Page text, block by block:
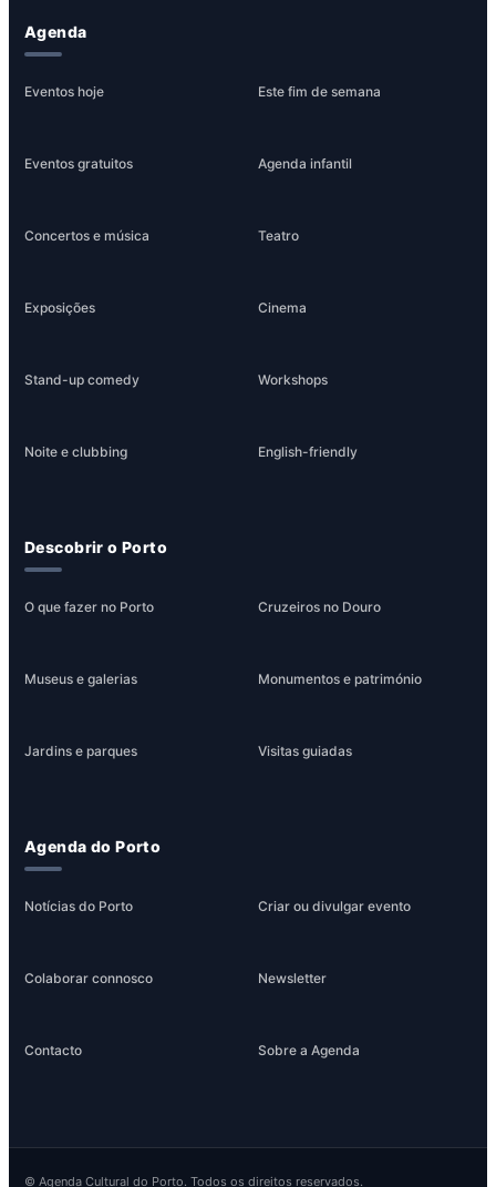
Agenda
Eventos hoje Este fim de semana
Eventos gratuitos Agenda infantil
Concertos e música Teatro
Exposições Cinema
Stand-up comedy Workshops
Noite e clubbing English-friendly
Descobrir o Porto
O que fazer no Porto Cruzeiros no Douro
Museus e galerias Monumentos e património
Jardins e parques Visitas guiadas
Agenda do Porto
Notícias do Porto Criar ou divulgar evento
Colaborar connosco Newsletter
Contacto Sobre a Agenda
© Agenda Cultural do Porto. Todos os direitos reservados.